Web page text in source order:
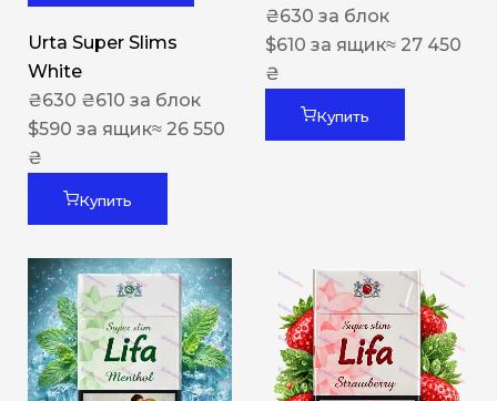
Urta Super Slims
White
₴630 ₴610 за блок
$590 за ящик≈ 26 550
₴
Купить
₴630 за блок
$610 за ящик≈ 27 450
₴
Купить